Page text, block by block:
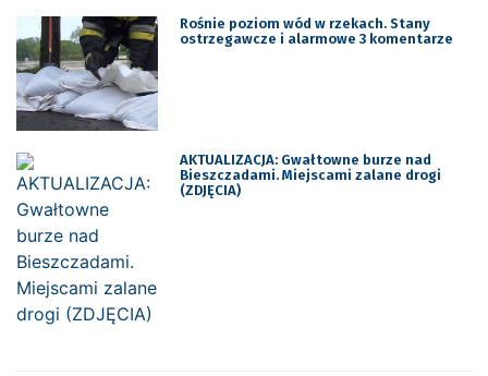
Rośnie poziom wód w rzekach. Stany
ostrzegawcze i alarmowe 3 komentarze
AKTUALIZACJA: Gwałtowne burze nad
Bieszczadami. Miejscami zalane drogi
(ZDJĘCIA)